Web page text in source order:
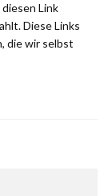
Link
Diese Links
die wir selbst